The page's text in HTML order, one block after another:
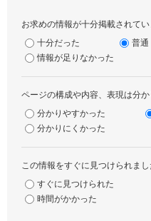
お求めの情報が十分掲載されてい
十分だった
普通
情報が足りなかった
ページの構成や内容、表現は分
分かりやすかった
分かりにくかった
この情報をすぐに見つけられまし
すぐに見つけられた
時間がかかった